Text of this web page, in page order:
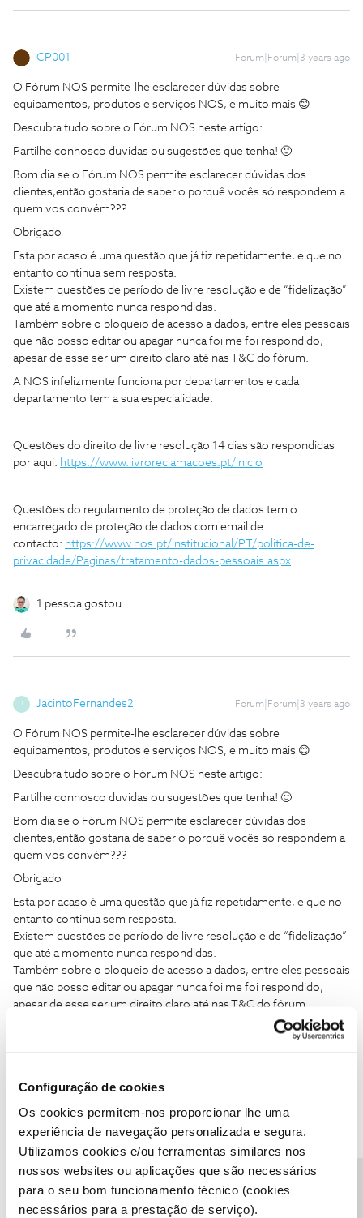
Configuração de cookies
Os cookies permitem-nos proporcionar lhe uma
experiência de navegação personalizada e segura.
Utilizamos cookies e/ou ferramentas similares nos
nossos websites ou aplicações que são necessários
para o seu bom funcionamento técnico (cookies
necessários para a prestação de serviço).
CP001 Forum|Forum|3 years ago
O Fórum NOS permite-lhe esclarecer dúvidas sobre
equipamentos, produtos e serviços NOS, e muito mais 😊
Descubra tudo sobre o Fórum NOS neste artigo:
Partilhe connosco duvidas ou sugestões que tenha! 🙂
Bom dia se o Fórum NOS permite esclarecer dúvidas dos
clientes,então gostaria de saber o porquê vocês só respondem a
quem vos convém???
Obrigado
Esta por acaso é uma questão que já fiz repetidamente, e que no
entanto continua sem resposta.
Existem questões de período de livre resolução e de “fidelização”
que até a momento nunca respondidas.
Também sobre o bloqueio de acesso a dados, entre eles pessoais
que não posso editar ou apagar nunca foi me foi respondido,
apesar de esse ser um direito claro até nas T&C do fórum.
A NOS infelizmente funciona por departamentos e cada
departamento tem a sua especialidade.
Questões do direito de livre resolução 14 dias são respondidas
por aqui: https://www.livroreclamacoes.pt/inicio
Questões do regulamento de proteção de dados tem o
encarregado de proteção de dados com email de
contacto: https://www.nos.pt/institucional/PT/politica-de-
privacidade/Paginas/tratamento-dados-pessoais.aspx
1 pessoa gostou
J JacintoFernandes2 Forum|Forum|3 years ago
O Fórum NOS permite-lhe esclarecer dúvidas sobre
equipamentos, produtos e serviços NOS, e muito mais 😊
Descubra tudo sobre o Fórum NOS neste artigo:
Partilhe connosco duvidas ou sugestões que tenha! 🙂
Bom dia se o Fórum NOS permite esclarecer dúvidas dos
clientes,então gostaria de saber o porquê vocês só respondem a
quem vos convém???
Obrigado
Esta por acaso é uma questão que já fiz repetidamente, e que no
entanto continua sem resposta.
Existem questões de período de livre resolução e de “fidelização”
que até a momento nunca respondidas.
Também sobre o bloqueio de acesso a dados, entre eles pessoais
que não posso editar ou apagar nunca foi me foi respondido,
apesar de esse ser um direito claro até nas T&C do fórum.
A NOS infelizmente funciona por departamentos e cada
Questões do direito de livre resolução 14 dias são respondidas
por aqui:https://www.livroreclamacoes.pt/inicio
Questões do regulamento de proteção de dados tem o
encarregado de proteção de dados com email de
contacto:https://www.nos.pt/institucional/PT/politica-de-
privacidade/Paginas/tratamento-dados-pessoais.aspx